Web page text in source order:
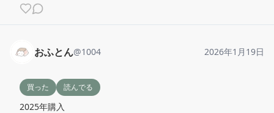
おふとん@1004 2026年1月19日
買った 読んでる
2025年購入